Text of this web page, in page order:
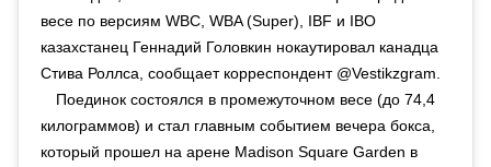
весе по версиям WBC, WBA (Super), IBF и IBO
казахстанец Геннадий Головкин нокаутировал канадца
Стива Роллса, сообщает корреспондент @Vestikzgram.
⠀ Поединок состоялся в промежуточном весе (до 74,4
килограммов) и стал главным событием вечера бокса,
который прошел на арене Madison Square Garden в